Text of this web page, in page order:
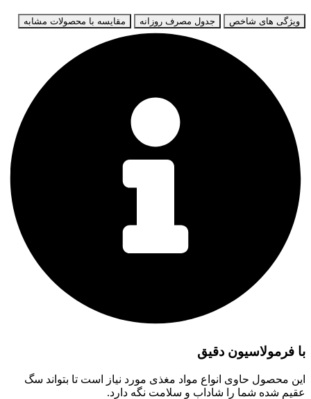
ویژگی های شاخص جدول مصرف روزانه مقایسه با محصولات مشابه
با فرمولاسیون دقیق
این محصول حاوی انواع مواد مغذی مورد نیاز است تا بتواند سگ
عقیم شده شما را شاداب و سلامت نگه دارد.